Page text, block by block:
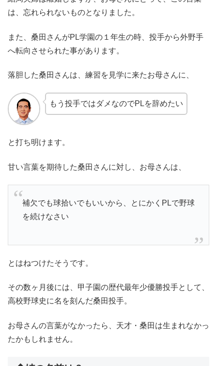
は、忘れられないものとなりました。
また、桑田さんがPL学園の１年生の時、投手から外野手
へ転向させられた事があります。
落胆した桑田さんは、練習を見学に来たお母さんに、
もう投手ではダメなのでPLを辞めたい
と打ち明けます。
甘い言葉を期待した桑田さんに対し、お母さんは、
補欠でも球拾いでもいいから、とにかくPLで野球
を続けなさい
とはねつけたそうです。
その数ヶ月後には、甲子園の歴代最年少優勝投手として、
高校野球史に名を刻んだ桑田投手。
お母さんの言葉がなかったら、天才・桑田は生まれなかっ
たかもしれません。